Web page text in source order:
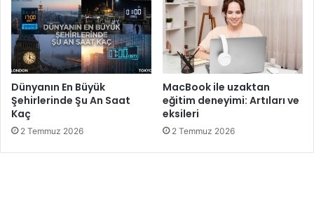
Dünyanın En Büyük
Şehirlerinde Şu An Saat
Kaç
2 Temmuz 2026
MacBook ile uzaktan
eğitim deneyimi: Artıları ve
eksileri
2 Temmuz 2026